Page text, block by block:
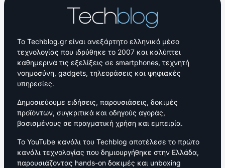
Το Techblog.gr είναι ανεξάρτητο ελληνικό μέσο
τεχνολογίας που ιδρύθηκε το 2007 και καλύπτει
καθημερινά τις εξελίξεις σε smartphones, τεχνητή
νοημοσύνη, gadgets, τηλεοράσεις και ψηφιακές
υπηρεσίες.
Δημοσιεύουμε ειδήσεις, παρουσιάσεις, δοκιμές
προϊόντων, συγκριτικά και οδηγούς αγοράς,
βασισμένους σε πραγματική χρήση και εμπειρία.
Το YouTube κανάλι του Techblog αποτέλεσε το πρώτο
κανάλι τεχνολογίας που δημιουργήθηκε στην Ελλάδα,
παρουσιάζοντας hands-on δοκιμές και unboxing